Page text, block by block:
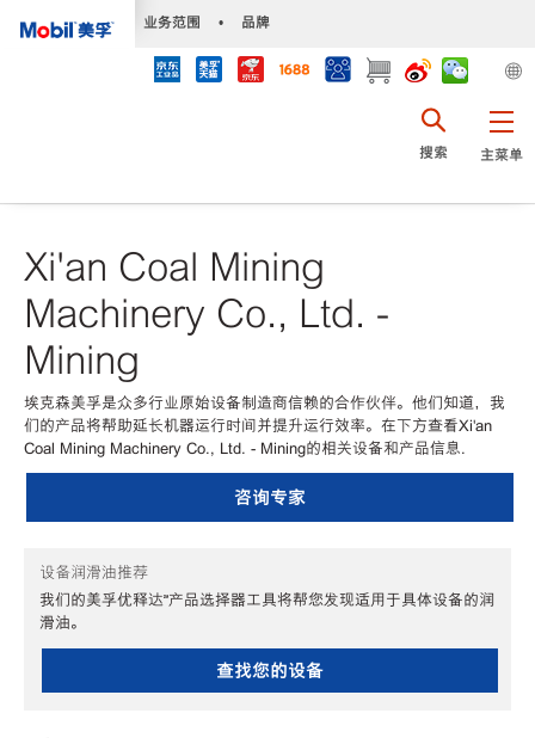
业务范围 • 品牌
主菜单
搜索
Xi'an Coal Mining
Machinery Co., Ltd. -
Mining
埃克森美孚是众多行业原始设备制造商信赖的合作伙伴。他们知道，我
们的产品将帮助延长机器运行时间并提升运行效率。在下方查看Xi'an
Coal Mining Machinery Co., Ltd. - Mining的相关设备和产品信息.
咨询专家
设备润滑油推荐
我们的美孚优释达℠产品选择器工具将帮您发现适用于具体设备的润
滑油。
查找您的设备